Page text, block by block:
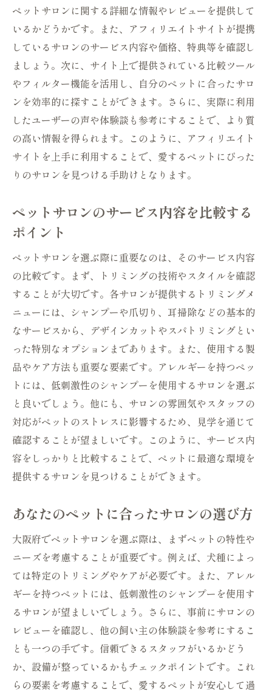
ペットサロンに関する詳細な情報やレビューを提供して
いるかどうかです。また、アフィリエイトサイトが提携
しているサロンのサービス内容や価格、特典等を確認し
ましょう。次に、サイト上で提供されている比較ツール
やフィルター機能を活用し、自分のペットに合ったサロ
ンを効率的に探すことができます。さらに、実際に利用
したユーザーの声や体験談も参考にすることで、より質
の高い情報を得られます。このように、アフィリエイト
サイトを上手に利用することで、愛するペットにぴった
りのサロンを見つける手助けとなります。
ペットサロンのサービス内容を比較する
ポイント
ペットサロンを選ぶ際に重要なのは、そのサービス内容
の比較です。まず、トリミングの技術やスタイルを確認
することが大切です。各サロンが提供するトリミングメ
ニューには、シャンプーや爪切り、耳掃除などの基本的
なサービスから、デザインカットやスパトリミングとい
った特別なオプションまであります。また、使用する製
品やケア方法も重要な要素です。アレルギーを持つペッ
トには、低刺激性のシャンプーを使用するサロンを選ぶ
と良いでしょう。他にも、サロンの雰囲気やスタッフの
対応がペットのストレスに影響するため、見学を通じて
確認することが望ましいです。このように、サービス内
容をしっかりと比較することで、ペットに最適な環境を
提供するサロンを見つけることができます。
あなたのペットに合ったサロンの選び方
大阪府でペットサロンを選ぶ際は、まずペットの特性や
ニーズを考慮することが重要です。例えば、犬種によっ
ては特定のトリミングやケアが必要です。また、アレル
ギーを持つペットには、低刺激性のシャンプーを使用す
るサロンが望ましいでしょう。さらに、事前にサロンの
レビューを確認し、他の飼い主の体験談を参考にするこ
とも一つの手です。信頼できるスタッフがいるかどう
か、設備が整っているかもチェックポイントです。これ
らの要素を考慮することで、愛するペットが安心して過